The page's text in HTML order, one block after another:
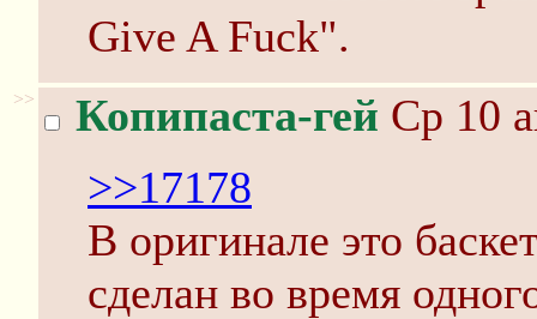
Give A Fuck".
>> Копипаста-гей Ср 10
>>17178
В оригинале это
сделан во время